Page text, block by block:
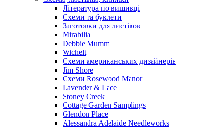
Література по вишивці
Схеми та буклети
Заготовки для листівок
Mirabilia
Debbie Mumm
Wichelt
Схеми американських дизайнерів
Jim Shore
Cхеми Rosewood Manor
Lavender & Lace
Stoney Creek
Cottage Garden Samplings
Glendon Place
Alessandra Adelaide Needleworks